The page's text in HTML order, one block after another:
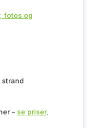
fotos og
strand
– se priser,